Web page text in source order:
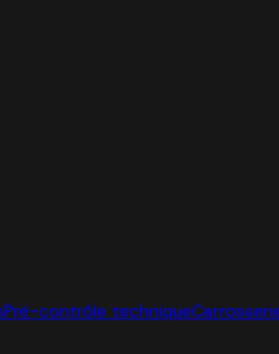
Pré-contrôle technique